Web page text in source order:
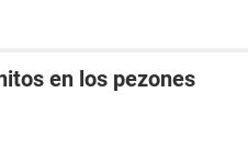
en los pezones